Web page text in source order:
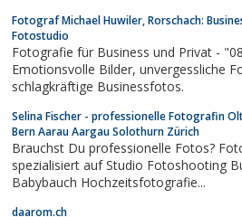
Fotograf Michael Huwiler, Rorschach:
Fotostudio
Fotografie für Business und Privat -
Emotionsvolle Bilder, unvergessliche Fotoshootings und
schlagkräftige Businessfotos.
Selina Fischer - professionelle Fotografin
Bern Aarau Aargau Solothurn Zürich
Brauchst Du professionelle Fotos?
spezialisiert auf Studio Fotoshooting
Babybauch Hochzeitsfotografie...
daarom.ch